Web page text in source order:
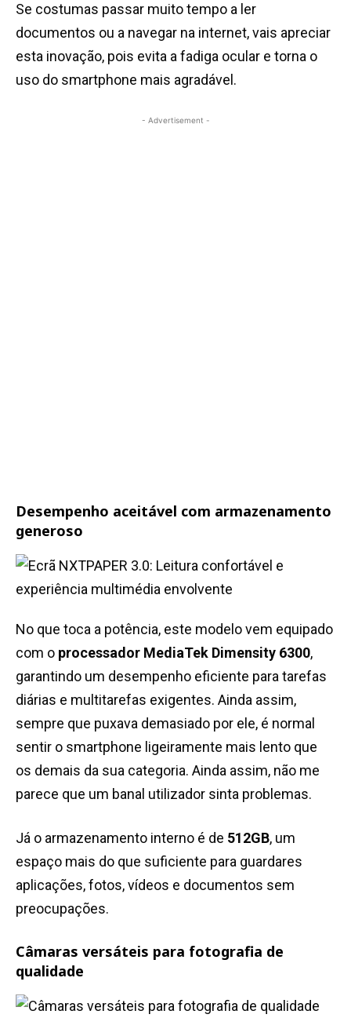
Se costumas passar muito tempo a ler
documentos ou a navegar na internet, vais apreciar
esta inovação, pois evita a fadiga ocular e torna o
uso do smartphone mais agradável.
- Advertisement -
Desempenho aceitável com armazenamento
generoso
No que toca a potência, este modelo vem equipado
com o processador MediaTek Dimensity 6300,
garantindo um desempenho eficiente para tarefas
diárias e multitarefas exigentes. Ainda assim,
sempre que puxava demasiado por ele, é normal
sentir o smartphone ligeiramente mais lento que
os demais da sua categoria. Ainda assim, não me
parece que um banal utilizador sinta problemas.
Já o armazenamento interno é de 512GB, um
espaço mais do que suficiente para guardares
aplicações, fotos, vídeos e documentos sem
preocupações.
Câmaras versáteis para fotografia de
qualidade